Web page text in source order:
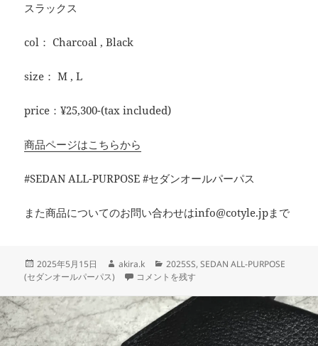
スラックス
col： Charcoal , Black
size： M , L
price：¥25,300-(tax included)
商品ページはこちらから
#SEDAN ALL-PURPOSE #セダンオールパーパス
また商品についてのお問い合わせはinfo@cotyle.jpまで
投
稿
2025年5月15日
作
成
akira.k
カ
テ
リ
ー
2025SS,SEDAN ALL-PURPOSE
(セダンオールパーパス)
快適スラックス【SEDAN ALL-PURPOSE】 に
コメントを残す